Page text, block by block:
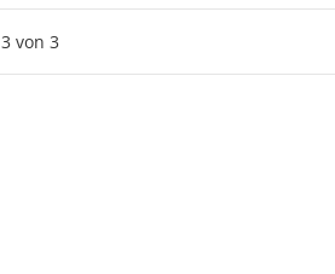
3 von 3